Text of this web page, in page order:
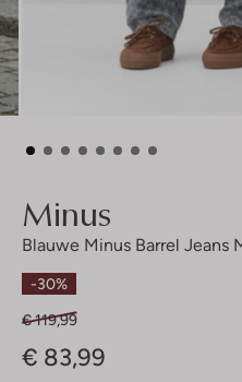
Minus
Blauwe Minus Barrel Jeans
-30%
€ 119,99
€ 83,99